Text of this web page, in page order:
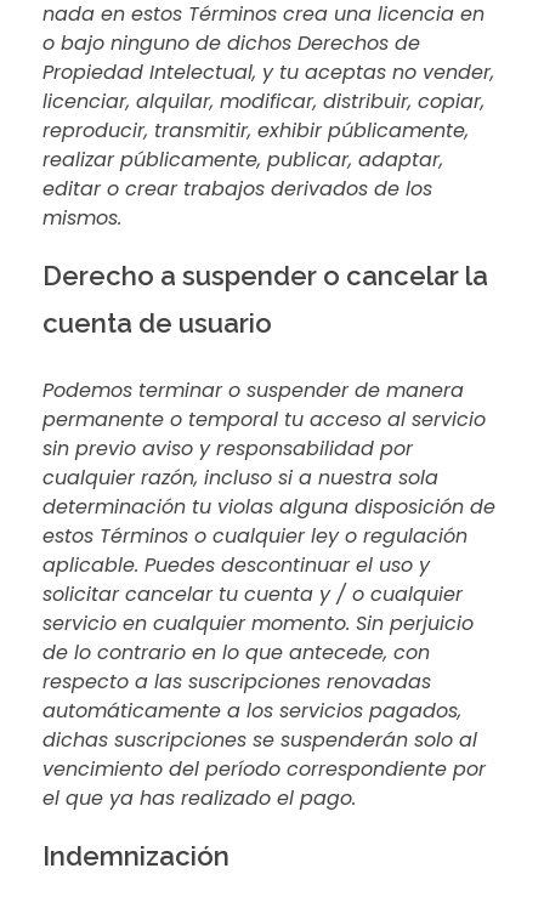
nada en estos Términos crea una licencia en
o bajo ninguno de dichos Derechos de
Propiedad Intelectual, y tu aceptas no vender,
licenciar, alquilar, modificar, distribuir, copiar,
reproducir, transmitir, exhibir públicamente,
realizar públicamente, publicar, adaptar,
editar o crear trabajos derivados de los
mismos.
Derecho a suspender o cancelar la
cuenta de usuario
Podemos terminar o suspender de manera
permanente o temporal tu acceso al servicio
sin previo aviso y responsabilidad por
cualquier razón, incluso si a nuestra sola
determinación tu violas alguna disposición de
estos Términos o cualquier ley o regulación
aplicable. Puedes descontinuar el uso y
solicitar cancelar tu cuenta y / o cualquier
servicio en cualquier momento. Sin perjuicio
de lo contrario en lo que antecede, con
respecto a las suscripciones renovadas
automáticamente a los servicios pagados,
dichas suscripciones se suspenderán solo al
vencimiento del período correspondiente por
el que ya has realizado el pago.
Indemnización